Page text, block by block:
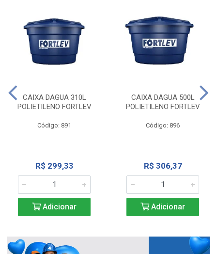
CAIXA DAGUA 310L
POLIETILENO FORTLEV
Código: 891
R$ 299,33
Adicionar
CAIXA DAGUA 500L
POLIETILENO FORTLEV
Código: 896
R$ 306,37
Adicionar